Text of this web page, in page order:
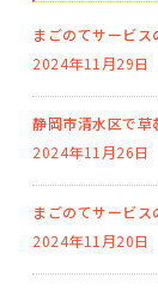
まごのてサービス
2024年11月29日
静岡市清水区で草
2024年11月26日
まごのてサービス
2024年11月20日